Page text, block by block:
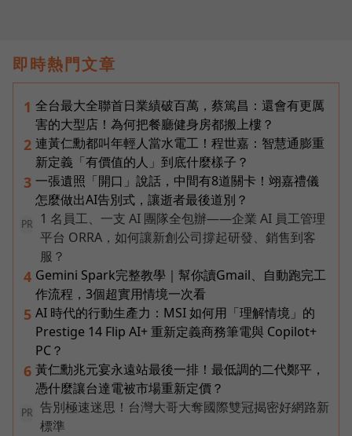
即時熱門文章
1 全台最大全聯首日業績破百萬，蔡篤昌：還會有更厲
害的大型店！為何把餐廳健身房都搬上樓？
2 連黃仁勳都叫年輕人當水電工！程世嘉：智慧通膨重
新定義「有價值的人」到底什麼樣子？
3 一張遺照「開口」說話，中間有8道關卡！翊嘉禮儀
怎麼做出AI告別式，讓逝者最後道別？
PR
1 名員工、一支 AI 團隊全包辦——企業 AI 員工管理
平台 ORRA，如何讓新創公司撐起研發、銷售到客
服？
4 Gemini Spark完整教學｜幫你讀Gmail、自動跑完工
作流程，3個超實用情境一次看
5 AI 時代的行動生產力：MSI 如何用「理解情境」的
Prestige 14 Flip AI+ 重新定義商務筆電與 Copilot+
PC？
6 黃仁勳兆元宴永遠站最後一排！最低調的二代鄭平，
憑什麼讓台達電被市場重新定價？
PR
告別極速迷思！台灣大哥大奪國際雙冠揭密好網路新
標準